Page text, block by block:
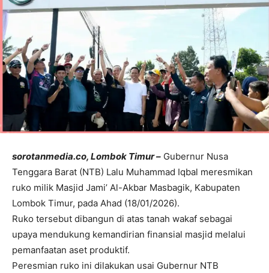
sorotanmedia.co, Lombok Timur – Gubernur Nusa
Tenggara Barat (NTB) Lalu Muhammad Iqbal meresmikan
ruko milik Masjid Jami’ Al-Akbar Masbagik, Kabupaten
Lombok Timur, pada Ahad (18/01/2026).
Ruko tersebut dibangun di atas tanah wakaf sebagai
upaya mendukung kemandirian finansial masjid melalui
pemanfaatan aset produktif.
Peresmian ruko ini dilakukan usai Gubernur NTB